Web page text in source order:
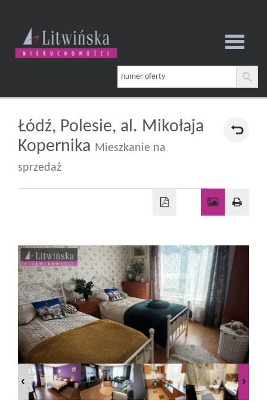
Strona
główna
firmie
Oferta
Mieszkania
Domy
Działki
Łódź, Polesie, al. Mikołaja
Kopernika Mieszkanie na
sprzedaż